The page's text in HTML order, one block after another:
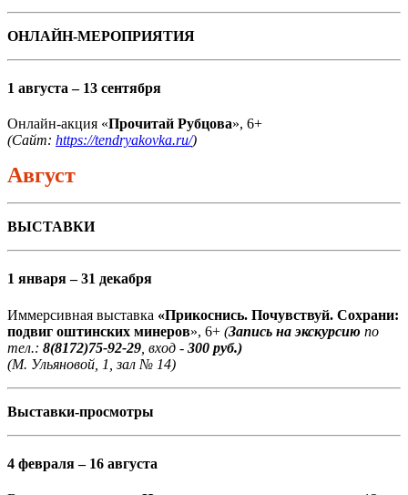
ОНЛАЙН-МЕРОПРИЯТИЯ
1 августа – 13 сентября
Онлайн-акция «Прочитай Рубцова», 6+
(Сайт: https://tendryakovka.ru/)
Август
ВЫСТАВКИ
1 января – 31 декабря
Иммерсивная выставка «Прикоснись. Почувствуй. Сохрани:
подвиг оштинских минеров», 6+ (Запись на экскурсию по
тел.: 8(8172)75-92-29 , вход - 300 руб.)
(М. Ульяновой, 1, зал № 14)
Выставки-просмотры
4 февраля – 16 августа